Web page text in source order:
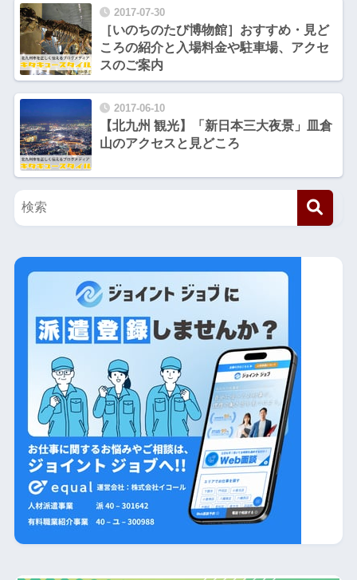
2017-07-30
［いのちのたび博物館］おすすめ・見ど
ころの紹介と入場料金や駐車場、アクセ
スのご案内
2017-06-10
【北九州 観光】「新日本三大夜景」皿倉
山のアクセスと見どころ